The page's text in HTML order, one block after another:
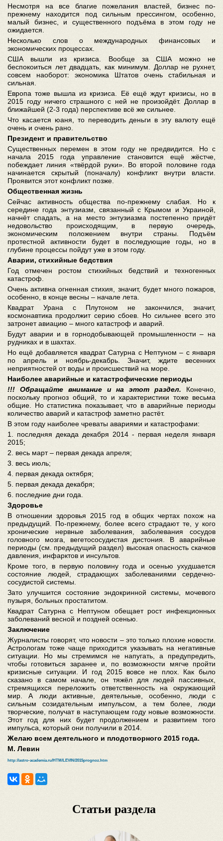
Несмотря на все благие пожелания властей, бизнес по-
прежнему находится под сильным прессингом, особенно,
малый бизнес, и существенного подъёма в этом году не
ожидается.
Несколько слов о международных финансовых и
экономических процессах.
США вышли из кризиса. Вообще за США можно не
беспокоиться лет двадцать, как минимум. Доллар не рухнет,
совсем наоборот: экономика Штатов очень стабильная и
сильная.
Европа тоже вышла из кризиса. Её ещё ждут кризисы, но в
2015 году ничего страшного с ней не произойдёт. Доллар в
ближайшей (2-3 года) перспективе всё же сильнее.
Что касается юаня, то переводить деньги в эту валюту ещё
очень и очень рано.
Президент и правительство
Существенных перемен в этом году не предвидится. Но с
начала 2015 года управление становится ещё жёстче,
побеждает линия «твёрдой руки». Во второй половине года
начинается скрытый (поначалу) конфликт внутри власти.
Проявится этот конфликт позже.
Общественная жизнь
Сейчас активность общества по-прежнему слабая. Но к
середине года энтузиазм, связанный с Крымом и Украиной,
начнёт спадать, а на место энтузиазма постепенно придёт
недовольство происходящим, в первую очередь,
экономическим положением внутри страны. Подъём
протестной активности будет в последующие годы, но в
глубине процессы пойдут уже в этом году.
Аварии, стихийные бедствия
Год отмечен ростом стихийных бедствий и техногенных
катастроф.
Очень активна огненная стихия, значит, будет много пожаров,
особенно, в конце весны – начале лета.
Квадрат Урана с Плутоном не закончился, значит,
космонавтика продолжит серию сбоев. Но сильнее всего это
затронет авиацию – много катастроф и аварий.
Будут аварии и в горнодобывающей промышленности – на
рудниках и в шахтах.
Но ещё добавляется квадрат Сатурна с Нептуном – с января
по апрель и ноябрь-декабрь. Значит, ждите весенних
неприятностей от воды и происшествий на море.
Наиболее аварийные и катастрофические периоды
!!! Обращайте внимание и на этот раздел. Конечно,
поскольку прогноз общий, то и характеристики тоже весьма
общие. Но статистика показывает, что в аварийные периоды
количество аварий и катастроф заметно растёт.
В этом году наиболее чреваты авариями и катастрофами:
1. последняя декада декабря 2014 - первая неделя января
2015;
2. весь март – первая декада апреля;
3. весь июль;
4. первая декада октября;
5. первая декада декабря;
6. последние дни года.
Здоровье
В отношении здоровья 2015 год в общих чертах похож на
предыдущий. По-прежнему, более всего страдают те, у кого
хронические нервные заболевания, заболевания сосудов
головного мозга, вегетососудистая дистония. В аварийные
периоды (см. предыдущий раздел) высокая опасность скачков
давления, инфарктов и инсультов.
Кроме того, в первую половину года и осенью ухудшается
состояние людей, страдающих заболеваниями сердечно-
сосудистой системы.
Зато улучшится состояние эндокринной системы, мочевого
пузыря, больных простатитом.
Квадрат Сатурна с Нептуном обещает рост инфекционных
заболеваний весной и поздней осенью.
Заключение
Журналисты говорят, что новости – это только плохие новости.
Астрологам тоже чаще приходится указывать на негативные
ситуации. Но мы стремимся не напугать, а предупредить,
чтобы готовиться заранее и, по возможности мягче пройти
кризисные ситуации. И год 2015 вовсе не плох. Как было
сказано в самом начале, он тяжёл для людей пассивных,
стремящихся переложить ответственность на окружающий
мир. А люди активные, деятельные, особенно, люди с
сильным созидательным импульсом, а тем более, люди
творческие, получат в наступающем году новые возможности.
Этот год для них будет продолжением и развитием того
импульса, который они получили в 2014.
Желаю всем деятельного и плодотворного 2015 года.
М. Левин
http://astro-academia.ru/HTM/LEVIN/2015prognoz.htm
Статьи раздела